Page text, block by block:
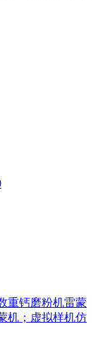
重钙磨粉机雷蒙
机；虚拟样机仿